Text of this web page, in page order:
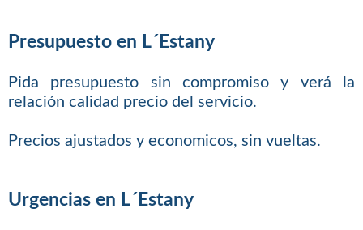
Presupuesto en L´Estany
Pida presupuesto sin compromiso y verá la
relación calidad precio del servicio.
Precios ajustados y economicos, sin vueltas.
Urgencias en L´Estany